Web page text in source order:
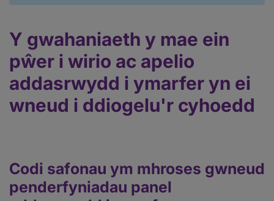
Y gwahaniaeth y mae ein
pŵer i wirio ac apelio
addasrwydd i ymarfer yn ei
wneud i ddiogelu'r cyhoedd
Codi safonau ym mhroses gwneud
penderfyniadau panel